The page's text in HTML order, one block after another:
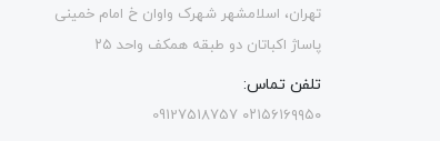
تهران، اسلامشهر شهرک واوان خ امام خمینی
پاساژ اکباتان دو طبقه همکف واحد ۲۵
تلفن تماس:
۰۲۱۵۶۱۶۹۹۵۰ 09127518757